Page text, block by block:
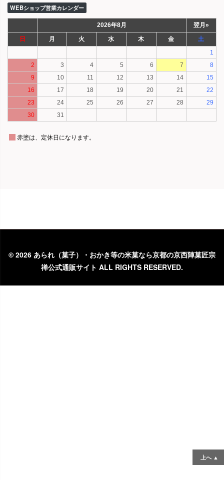
WEBショップ営業カレンダー
上へ ▲
© 2026 あられ（菓子）・おかき等の米菓なら京都の京西陣菓匠宗
禅公式通販サイト ALL RIGHTS RESERVED.